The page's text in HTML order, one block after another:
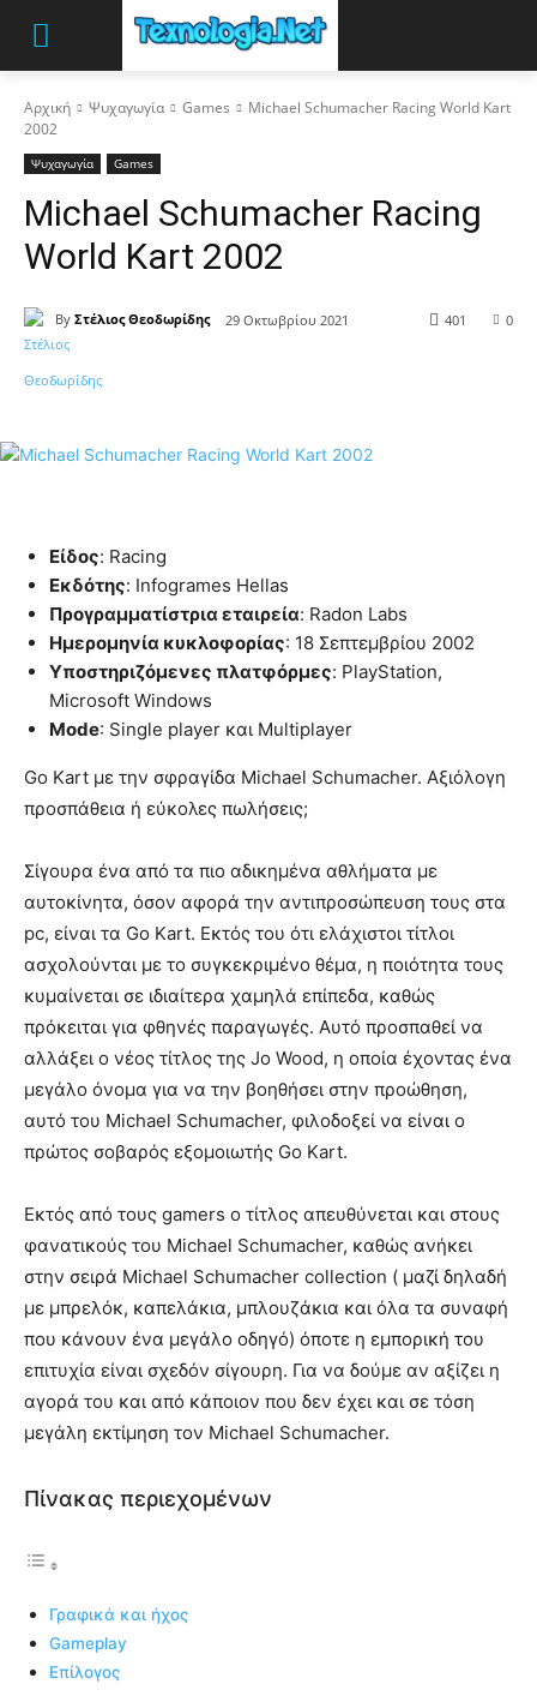
Αρχική Ψυχαγωγία Games
Michael Schumacher Racing World Kart
2002
Ψυχαγωγία Games
Michael Schumacher Racing
World Kart 2002
By Στέλιος Θεοδωρίδης 29 Οκτωβρίου 2021 0
401
Είδος: Racing
Εκδότης: Infogrames Hellas
Προγραμματίστρια εταιρεία: Radon Labs
Ημερομηνία κυκλοφορίας: 18 Σεπτεμβρίου 2002
Υποστηριζόμενες πλατφόρμες: PlayStation,
Microsoft Windows
Mode: Single player και Multiplayer
Go Kart με την σφραγίδα Michael Schumacher. Αξιόλογη
προσπάθεια ή εύκολες πωλήσεις;
Σίγουρα ένα από τα πιο αδικημένα αθλήματα με
αυτοκίνητα, όσον αφορά την αντιπροσώπευση τους στα
pc, είναι τα Go Kart. Εκτός του ότι ελάχιστοι τίτλοι
ασχολούνται με το συγκεκριμένο θέμα, η ποιότητα τους
κυμαίνεται σε ιδιαίτερα χαμηλά επίπεδα, καθώς
πρόκειται για φθηνές παραγωγές. Αυτό προσπαθεί να
αλλάξει ο νέος τίτλος της Jo Wood, η οποία έχοντας ένα
μεγάλο όνομα για να την βοηθήσει στην προώθηση,
αυτό του Michael Schumacher, φιλοδοξεί να είναι ο
πρώτος σοβαρός εξομοιωτής Go Kart.
Εκτός από τους gamers ο τίτλος απευθύνεται και στους
φανατικούς του Michael Schumacher, καθώς ανήκει
στην σειρά Michael Schumacher collection ( μαζί δηλαδή
με μπρελόκ, καπελάκια, μπλουζάκια και όλα τα συναφή
που κάνουν ένα μεγάλο οδηγό) όποτε η εμπορική του
επιτυχία είναι σχεδόν σίγουρη. Για να δούμε αν αξίζει η
αγορά του και από κάποιον που δεν έχει και σε τόση
μεγάλη εκτίμηση τον Michael Schumacher.
Πίνακας περιεχομένων
Γραφικά και ήχος
Gameplay
Επίλογος